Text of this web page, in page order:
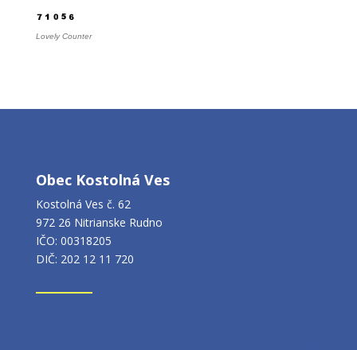
Lovely Counter
Obec Kostolná Ves
Kostolná Ves č. 62
972 26 Nitrianske Rudno
IČO: 00318205
DIČ: 202 12 11 720